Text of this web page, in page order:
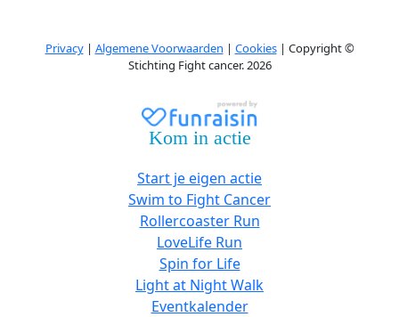
Privacy| Algemene Voorwaarden | Cookies| Copyright ©
Stichting Fight cancer. 2026
Kom in actie
Start je eigen actie
Swim to Fight Cancer
Rollercoaster Run
LoveLife Run
Spin for Life
Light at Night Walk
Eventkalender